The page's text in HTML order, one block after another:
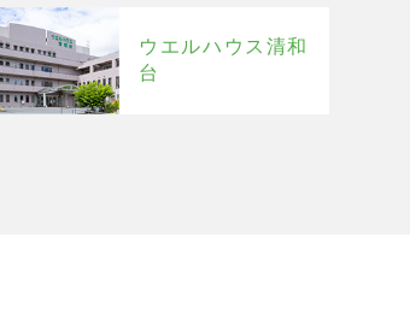
ウエルハウス清和
台